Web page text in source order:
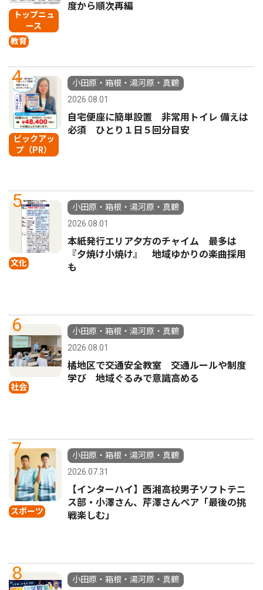
トップニュ
ース
教育
度から順次再編
4
ピックアッ
プ（PR）
小田原・箱根・湯河原・真鶴
2026.08.01
自宅便座に簡単設置 非常用トイレ 備えは
必須 ひとり１日５回分目安
5
文化
小田原・箱根・湯河原・真鶴
2026.08.01
本紙発行エリア夕方のチャイム 最多は
『夕焼け小焼け』 地域ゆかりの楽曲採用
も
6
社会
小田原・箱根・湯河原・真鶴
2026.08.01
橘地区で交通安全教室 交通ルールや制度
学び 地域ぐるみで意識高める
7
スポーツ
小田原・箱根・湯河原・真鶴
2026.07.31
【インターハイ】西湘高校男子ソフトテニ
ス部・小澤さん、芹澤さんペア「最後の挑
戦楽しむ」
8
小田原・箱根・湯河原・真鶴